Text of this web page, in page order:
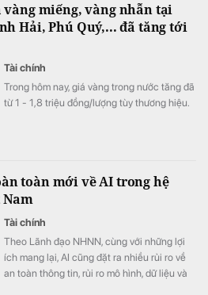
các đơn vị sự nghiệp.
vàng miếng, vàng nhẫn tại
Hải, Phú Quý,... đã tăng tới
Tài chính
Trong hôm nay, giá vàng trong nước tăng đã
từ 1 - 1,8 triệu đồng/lượng tùy thương hiệu.
toàn mới về AI trong hệ
Nam
Tài chính
Theo Lãnh đạo NHNN, cùng với những lợi
ích mang lại, AI cũng đặt ra nhiều rủi ro về
an toàn thông tin, rủi ro mô hình, dữ liệu và